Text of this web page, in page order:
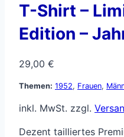
T-Shirt –
Edition –
29,00 €
Themen: 1952, Frauen,
inkl. MwSt. zzgl.
Dezent tailliertes